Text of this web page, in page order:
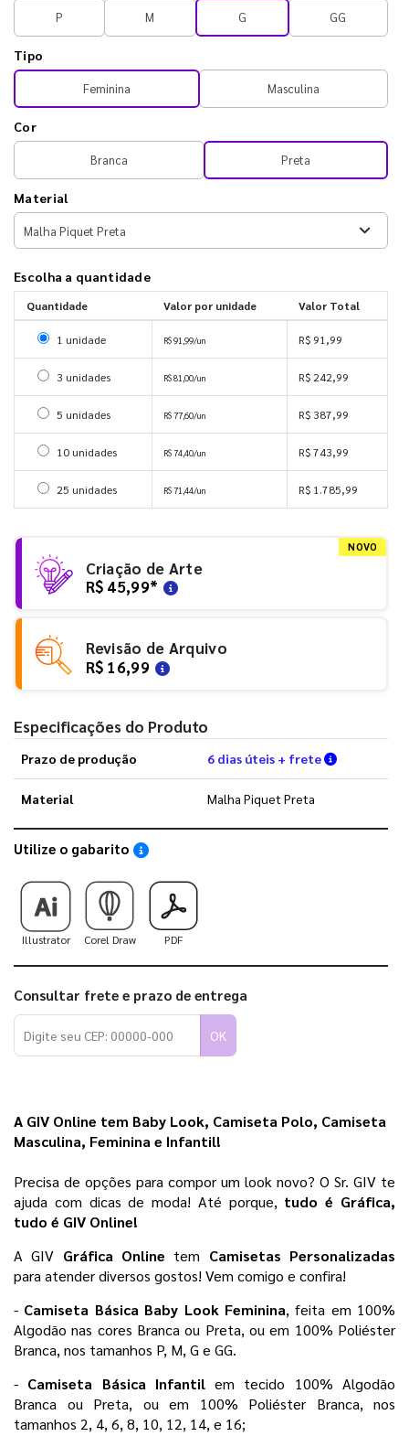
P M G GG
Tipo
Feminina Masculina
Cor
Branca Preta
Material
Escolha a quantidade
Quantidade Valor por unidade Valor Total
Selecionar 1 unidade
1 unidade R$ 91,99/un R$ 91,99
Selecionar 3 unidades
3 unidades R$ 81,00/un R$ 242,99
Selecionar 5 unidades
5 unidades R$ 77,60/un R$ 387,99
Selecionar 10 unidades
10 unidades R$ 74,40/un R$ 743,99
Selecionar 25 unidades
25 unidades R$ 71,44/un R$ 1.785,99
NOVO
Criação de Arte
R$ 45,99*
Revisão de Arquivo
R$ 16,99
Especificações do Produto
Prazo de produção 6 dias úteis + frete Verifique
Material Malha Piquet Preta
Utilize o gabarito Saiba como utilizar os nossos gabaritos
Illustrator Corel Draw PDF
Consultar frete e prazo de entrega
OK
A GIV Online tem Baby Look, Camiseta Polo, Camiseta
Masculina, Feminina e Infantil!
Precisa de opções para compor um look novo? O Sr. GIV te
ajuda com dicas de moda! Até porque, tudo é Gráfica,
tudo é GIV Online!
A GIV Gráfica Online tem Camisetas Personalizadas
para atender diversos gostos! Vem comigo e confira!
- Camiseta Básica Baby Look Feminina, feita em 100%
Algodão nas cores Branca ou Preta, ou em 100% Poliéster
Branca, nos tamanhos P, M, G e GG.
- Camiseta Básica Infantil em tecido 100% Algodão
Branca ou Preta, ou em 100% Poliéster Branca, nos
tamanhos 2, 4, 6, 8, 10, 12, 14, e 16;